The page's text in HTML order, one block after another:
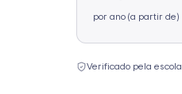
por ano (a partir de)
Verificado pela escola